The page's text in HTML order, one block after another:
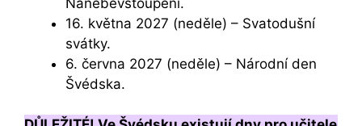
16. května 2027 (neděle) – Svatodušní
svátky.
6. června 2027 (neděle) – Národní den
Švédska.